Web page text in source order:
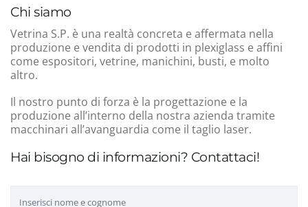
Hai bisogno di informazioni? Contattaci!
Chi siamo
Vetrina S.P. è una realtà concreta e affermata nella
produzione e vendita di prodotti in plexiglass e affini
come espositori, vetrine, manichini, busti, e molto
altro.
Il nostro punto di forza è la progettazione e la
produzione all’interno della nostra azienda tramite
macchinari all’avanguardia come il taglio laser.